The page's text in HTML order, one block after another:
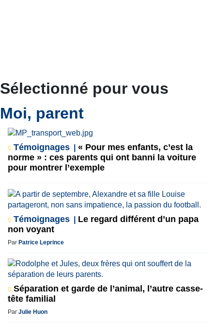
Sélectionné pour vous
Moi, parent
Témoignages
« Pour mes enfants, c’est la
norme » : ces parents qui ont banni la voiture
pour montrer l’exemple
Témoignages
Le regard différent d’un papa
non voyant
Par Patrice Leprince
Séparation et garde de l’animal, l’autre casse-
tête familial
Par Julie Huon